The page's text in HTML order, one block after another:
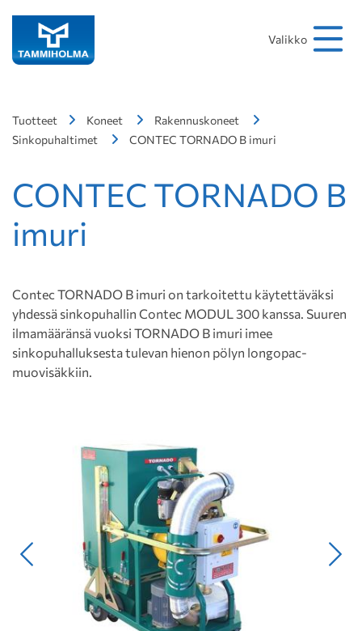
Valikko
Tuotteet Koneet
Rakennuskoneet
Sinkopuhaltimet
CONTEC TORNADO B imuri
CONTEC TORNADO B
imuri
Contec TORNADO B imuri on tarkoitettu käytettäväksi
yhdessä sinkopuhallin Contec MODUL 300 kanssa. Suuren
ilmamääränsä vuoksi TORNADO B imuri imee
sinkopuhalluksesta tulevan hienon pölyn longopac-
muovisäkkiin.
Edellinen